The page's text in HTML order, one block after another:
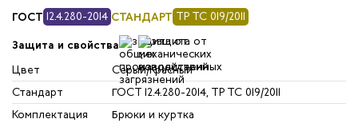
ГОСТ 12.4.280-2014 СТАНДАРТ ТР ТС 019/2011
Защита и свойства
Цвет
Серый/Красный
Стандарт
ГОСТ 12.4.280-2014, ТР ТС 019/2011
Комплектация
Брюки и куртка